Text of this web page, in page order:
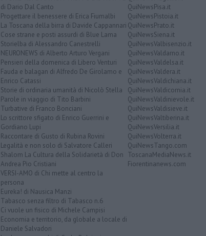
di Dario Dal Canto
Progettare il benessere di Erica Fiumalbi
La Toscana della birra di Davide Cappannari
Cose strane e posti assurdi di Blue Lama
Storielba di Alessandro Canestrelli
NEURONEWS di Alberto Arturo Vergani
Pensieri della domenica di Libero Venturi
Fauda e balagan di Alfredo De Girolamo e
Enrico Catassi
Storie di ordinaria umanità di Nicolò Stella
Parole in viaggio di Tito Barbini
Turbative di Franco Bonciani
Lo scrittore sfigato di Enrico Guerrini e
Gordiano Lupi
Raccontare di Gusto di Rubina Rovini
Legalità e non solo di Salvatore Calleri
Shalom La Cultura della Solidarietà di Don
Andrea Pio Cristiani
VERSI-AMO di Chi mette al centro la
persona
Eureka! di Nausica Manzi
Tabasco senza filtro di Tabasco n.6
Ci vuole un fisico di Michele Campisi
Economia e territorio, da globale a locale di
Daniele Salvadori
QuiNewsPisa.it
QuiNewsPistoia.it
QuiNewsPrato.it
QuiNewsSiena.it
QuiNewsValbisenzio.it
QuiNewsValdarno.it
QuiNewsValdelsa.it
QuiNewsValdera.it
QuiNewsValdichiana.it
QuiNewsValdicornia.it
QuiNewsValdinievole.it
QuiNewsValdisieve.it
QuiNewsValtiberina.it
QuiNewsVersilia.it
QuiNewsVolterra.it
QuiNewsTango.com
ToscanaMediaNews.it
Fiorentinanews.com